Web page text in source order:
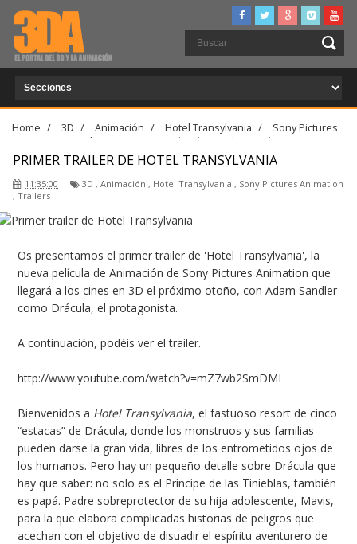
Home / 3D / Animación / Hotel Transylvania /
Sony Pictures
Trailers Primer trailer de Hotel Transylvania
PRIMER TRAILER DE HOTEL TRANSYLVANIA
11:35:00 3D , Animación , Hotel Transylvania , Sony Pictures Animation
, Trailers
Os presentamos el primer trailer de 'Hotel Transylvania', la
nueva película de Animación de Sony Pictures Animation que
llegará a los cines en 3D el próximo otoño, con Adam Sandler
como Drácula, el protagonista.
A continuación, podéis ver el trailer.
http://www.youtube.com/watch?v=mZ7wb2SmDMI
Bienvenidos a Hotel Transylvania, el fastuoso resort de cinco
“estacas” de Drácula, donde los monstruos y sus familias
pueden darse la gran vida, libres de los entrometidos ojos de
los humanos. Pero hay un pequeño detalle sobre Drácula que
hay que saber: no solo es el Príncipe de las Tinieblas, también
es papá. Padre sobreprotector de su hija adolescente, Mavis,
para la que elabora complicadas historias de peligros que
acechan con el objetivo de disuadir el espíritu aventurero de